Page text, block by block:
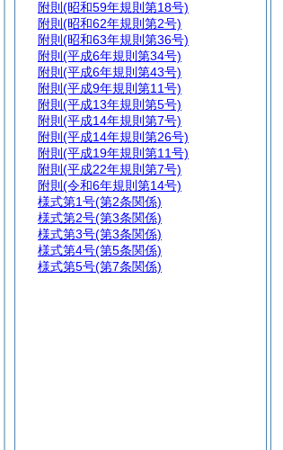
附則 (昭和59年規則第18号)
附則 (昭和62年規則第2号)
附則 (昭和63年規則第36号)
附則 (平成6年規則第34号)
附則 (平成6年規則第43号)
附則 (平成9年規則第11号)
附則 (平成13年規則第5号)
附則 (平成14年規則第7号)
附則 (平成14年規則第26号)
附則 (平成19年規則第11号)
附則 (平成22年規則第7号)
附則 (令和6年規則第14号)
様式第1号(第2条関係)
様式第2号(第3条関係)
様式第3号(第3条関係)
様式第4号(第5条関係)
様式第5号(第7条関係)